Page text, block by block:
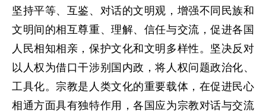
坚持平等、互鉴、对话的文明观，增强不同民族和
文明间的相互尊重、理解、信任与交流，促进各国
人民相知相亲，保护文化和文明多样性。坚决反对
以人权为借口干涉别国内政，将人权问题政治化、
工具化。宗教是人类文化的重要载体，在促进民心
相通方面具有独特作用，各国应为宗教对话与交流